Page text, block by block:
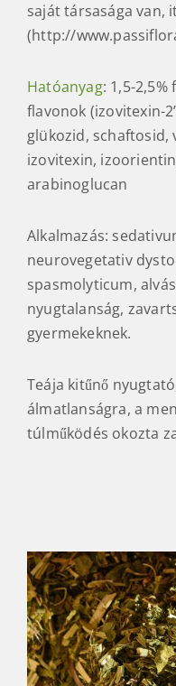
saját társasága van,
(http://
Hatóanyag: 1,5-2,5%
flavonok (izovitexin-
glükozid, schaftosid,
izovitexin,
arabinoglucan
Alkalmazás:
neurovegetativ
spasmolyticum,
nyugtalanság,
gyermekeknek.
Teája kitűnő
álmatlanságra, a
túlműködés okozta